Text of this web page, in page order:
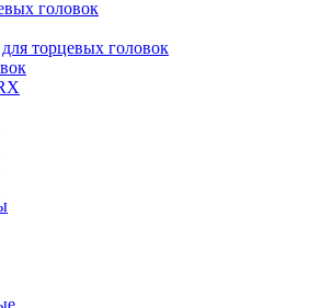
головок
торцевых головок